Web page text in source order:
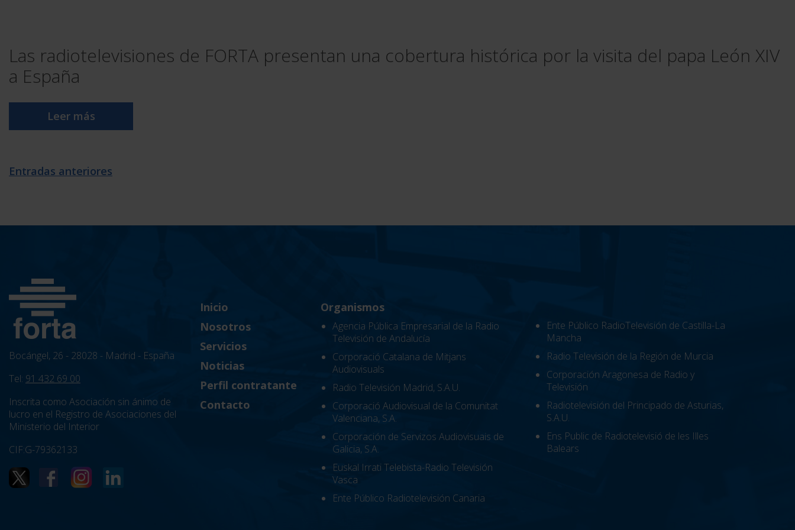
Las radiotelevisiones de FORTA presentan una cobertura histórica por la visita del papa León XIV
a España
Leer más
Navegación
entradas
Entradas anteriores
Bocángel, 26 - 28028 - Madrid - España
Tel: 91 432 69 00
Inscrita como Asociación sin ánimo de
lucro en el Registro de Asociaciones del
Ministerio del Interior
CIF:G-79362133
Inicio
Nosotros
Servicios
Noticias
Perfil contratante
Contacto
Organismos
Agencia Pública Empresarial de la Radio
Televisión de Andalucía
Corporació Catalana de Mitjans
Audiovisuals
Radio Televisión Madrid, S.A.U.
Corporació Audiovisual de la Comunitat
Valenciana, S.A.
Corporación de Servizos Audiovisuais de
Galicia, S.A.
Euskal Irrati Telebista-Radio Televisión
Vasca
Ente Público Radiotelevisión Canaria
Ente Público RadioTelevisión de Castilla-La
Mancha
Radio Televisión de la Región de Murcia
Corporación Aragonesa de Radio y
Televisión
Radiotelevisión del Principado de Asturias,
S.A.U.
Ens Public de Radiotelevisió de les Illes
Balears